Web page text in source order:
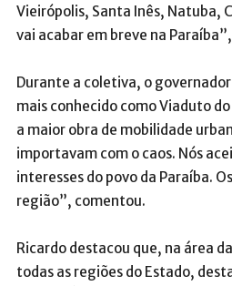
Vieirópolis, Santa Inês, Natuba,
vai acabar em breve na
Durante a coletiva, o
mais conhecido como Viaduto
a maior obra de mobilidade
importavam com o caos. Nós
interesses do povo da Paraíba.
região”, comentou.
Ricardo destacou que, na área
todas as regiões do Estado,